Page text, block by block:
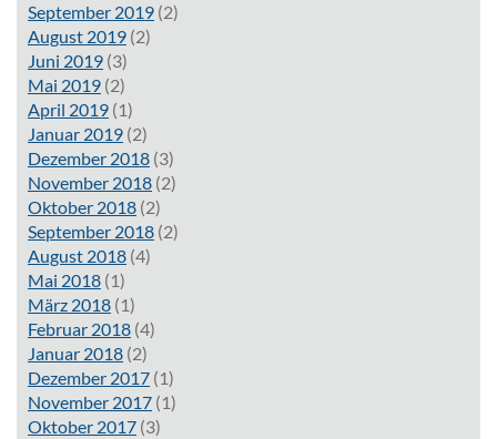
September 2019 (2)
August 2019 (2)
Juni 2019 (3)
Mai 2019 (2)
April 2019 (1)
Januar 2019 (2)
Dezember 2018 (3)
November 2018 (2)
Oktober 2018 (2)
September 2018 (2)
August 2018 (4)
Mai 2018 (1)
März 2018 (1)
Februar 2018 (4)
Januar 2018 (2)
Dezember 2017 (1)
November 2017 (1)
Oktober 2017 (3)